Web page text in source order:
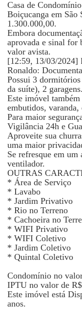
Casa de
Boiçucanga em São
1.300.000,00.
Embora
aprovada e sinal for
valor avista.
[12:59, 13/03/2024]
Ronaldo:
Possui 3
da suíte), 2 garagens.
Este imóvel
embutidos,
Para maior
Vigilância 24h e
Aproveite sua
uma maior
Se refresque em
ventilador.
OUTRAS
* Área de Serviço
* Lavabo
* Jardim Privativo
* Rio no Terreno
* Cachoeira no
* WIFI Privativo
* WIFI Coletivo
* Jardim Coletivo
* Quintal Coletivo
Condomínio no
IPTU no valor de
Este imóvel está
anos.